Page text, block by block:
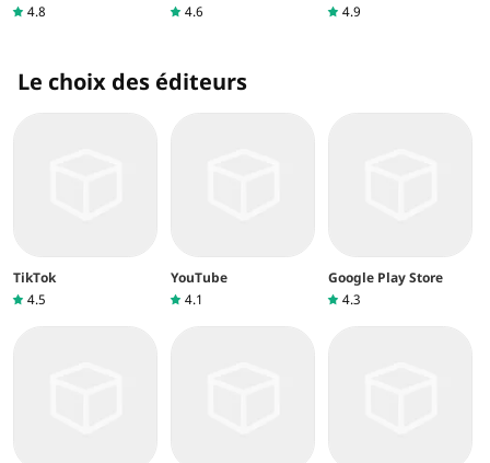
4.8
4.6
4.9
Le choix des éditeurs
TikTok
4.5
YouTube
4.1
Google Play Store
4.3